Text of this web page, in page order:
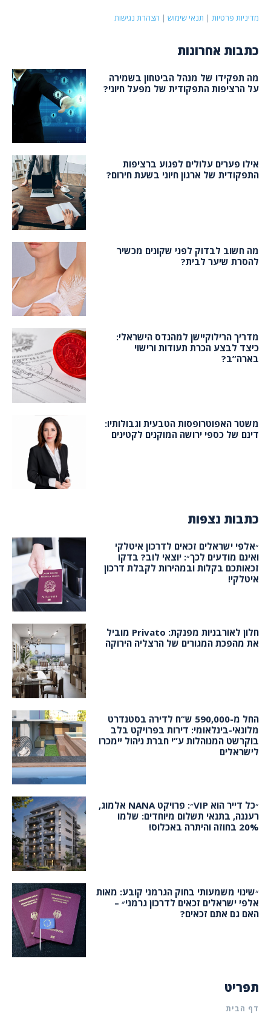
מדיניות פרטיות | תנאי שימוש | הצהרת נגישות
כתבות אחרונות
מה תפקידו של מנהל הביטחון בשמירה
על הרציפות התפקודית של מפעל חיוני?
אילו פערים עלולים לפגוע ברציפות
התפקודית של ארגון חיוני בשעת חירום?
מה חשוב לבדוק לפני שקונים מכשיר
להסרת שיער לבית?
מדריך הרילוקיישן למהנדס הישראלי:
כיצד לבצע הכרת תעודות ורישוי
בארה”ב?
משטר האפוטרופסות הטבעית וגבולותיו:
דינם של כספי ירושה המוקנים לקטינים
כתבות נצפות
״אלפי ישראלים זכאים לדרכון איטלקי
ואינם מודעים לכך״: יוצאי לוב? בדקו
זכאותכם בקלות ובמהירות לקבלת דרכון
איטלקי!
חלון לאורבניות מפנקת: Privato מוביל
את מהפכת המגורים של הרצליה הירוקה
החל מ-590,000 ש”ח לדירה בסטנדרט
מלונאי-בינלאומי: דירות בפרויקט בלב
בוקרשט המנוהלות ע”י חברת ניהול יימכרו
לישראלים
״כל דייר הוא VIP״: פרויקט NANA אלמוג,
רעננה, בתנאי תשלום מיוחדים: שלמו
20% בחוזה והיתרה באכלוס!
״שינוי משמעותי בחוק הגרמני קובע: מאות
אלפי ישראלים זכאים לדרכון גרמני״ –
האם גם אתם זכאים?
תפריט
דף הבית